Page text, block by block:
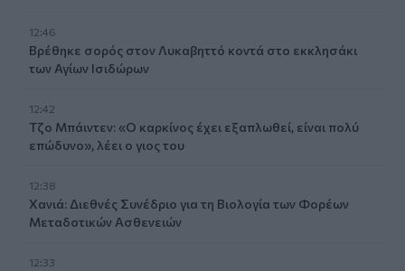
12:46
Βρέθηκε σορός στον Λυκαβηττό κοντά στο εκκλησάκι
των Αγίων Ισιδώρων
12:42
Τζο Μπάιντεν: «Ο καρκίνος έχει εξαπλωθεί, είναι πολύ
επώδυνο», λέει ο γιος του
12:38
Χανιά: Διεθνές Συνέδριο για τη Βιολογία των Φορέων
Μεταδοτικών Ασθενειών
12:33